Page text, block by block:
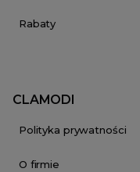
Rabaty
CLAMODI
Polityka prywatności
O firmie